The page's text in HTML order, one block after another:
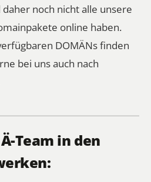
noch nicht alle unsere
online haben.
DOMÄNs finden
bei uns auch nach
Team in den